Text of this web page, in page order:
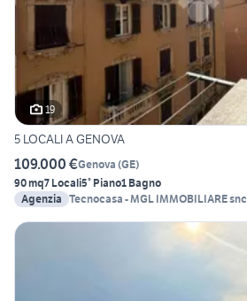
19
5 LOCALI A GENOVA
109.000 €Genova (GE)
90 mq7 Locali5° Piano1 Bagno
Agenzia Tecnocasa - MGL IMMOBILIARE snc